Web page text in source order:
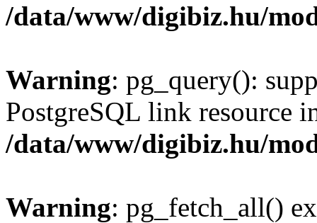
/data/www/digibiz.hu/
Warning: pg_query():
PostgreSQL link resource
/data/www/digibiz.hu/
Warning: pg_fetch_all()